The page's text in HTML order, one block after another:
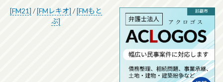
[FM21] /[FMレキオ] /[FMもと
ぶ]